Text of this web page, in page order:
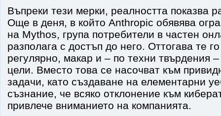
Въпреки тези мерки, реалността показва
Още в деня, в който Anthropic обявява
на Mythos, група потребители в частен
разполага с достъп до него. Оттогава те
регулярно, макар и – по техни твърдения
цели. Вместо това се насочват към
задачи, като създаване на елементарни
съзнание, че всяко отклонение към
привлече вниманието на компанията.